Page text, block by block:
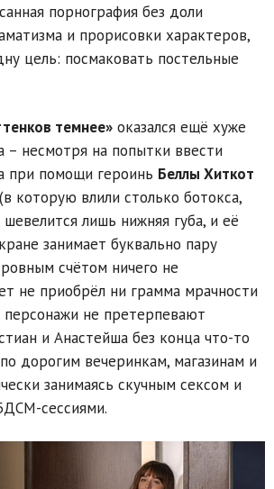
порнография без доли
и прорисовки характеров,
цель: посмаковать постельные
темнее» оказался ещё хуже
– несмотря на попытки ввести
при помощи героинь Беллы Хиткот
(в которую влили столько ботокса,
лишь нижняя губа, и её
занимает буквально пару
счётом ничего не
не приобрёл ни грамма мрачности
персонажи не претерпевают
и Анастейша без конца что-то
дорогим вечеринкам, магазинам и
занимаясь скучным сексом и
сессиями.